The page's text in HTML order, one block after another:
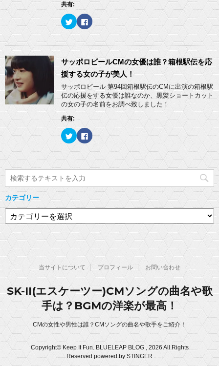
す
新
し
い
ウ
ィ
ン
ド
ウ
で
開
き
す
)
ッ
し
て
く
だ
い
(
新
し
い
ウ
ィ
ン
ド
ウ
で
ま
す
共有:
ク
リ
し
て
w
i
t
e
r
で
共
有
新
い
ウ
ィ
ウ
で
開
き
ま
F
a
o
k
で
共
有
す
る
に
は
ク
ッ
し
て
く
さ
(
新
ン
ド
開
き
)
サッポロビールCMの女優は誰？箱根駅伝を応
援する女の子が美人！
サッポロビール 第94回箱根駅伝のCMに出演の箱根駅
伝の応援をする女優は誰なのか、黒髪ショートカット
の女の子の名前をお調べ致しました！
共有:
ク
リ
ク
し
T
w
i
t
e
で
有
新
し
ィ
ン
ド
開
き
す
F
a
e
o
共
す
に
ク
ッ
て
だ
さ
新
し
ウ
ィ
ン
ド
ウ
で
き
ま
す
カテゴリー
テ
ゴ
リ
ー
当サイトについて プロフィール お問い合わせ
SK-II(エスケーツー)CMソングの曲名や歌
手は？BGMの洋楽が最高！
CMの女性や男性は誰？CMソングの曲名や歌手をご紹介！
Copyright© Keep It Fun. BLUELEAP BLOG , 2026 All Rights
Reserved.powered by STINGER